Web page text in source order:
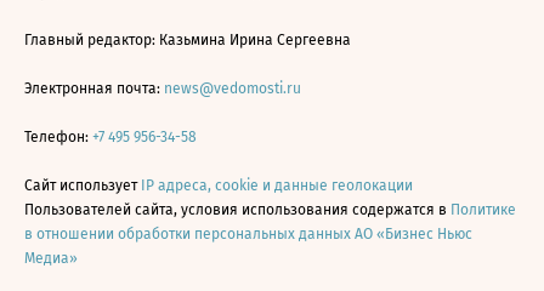
Главный редактор: Казьмина Ирина Сергеевна
Электронная почта: news@vedomosti.ru
Телефон: +7 495 956-34-58
Сайт использует IP адреса, cookie и данные геолокации
Пользователей сайта, условия использования содержатся в Политике
в отношении обработки персональных данных АО «Бизнес Ньюс
Медиа»